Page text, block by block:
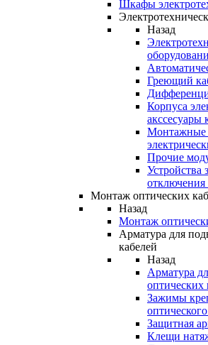
Шкафы
Назад
Греющий
Корпуса
акссесуары
Монтажные
Прочие
Устройства
Монтаж оптических
Назад
Монтаж
Арматура для
кабелей
Назад
Арматура
оптических
Зажимы
Защитная
Клещи